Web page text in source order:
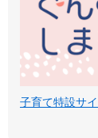
子育て特設サイ